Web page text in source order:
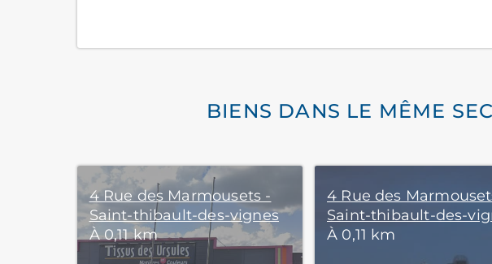
BIENS DANS LE MÊME
4 Rue des Marmousets -
Saint-thibault-des-vignes
À 0,11 km
4 Rue des
Saint-thibault-des-
À 0,11 km